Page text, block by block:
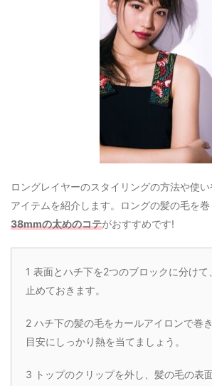
ロングレイヤーのスタイリングの方法や使
アイテムを紹介します。ロングの髪の毛を巻
38mmの太めのコテがおすすめです!
1 表面とハチ下を2つのブロックに分け
止めておきます。
2 ハチ下の髪の毛をカールアイロンで巻
目安にしっかり熱を当てましょう。
3 トップのクリップを外し、髪の毛の表